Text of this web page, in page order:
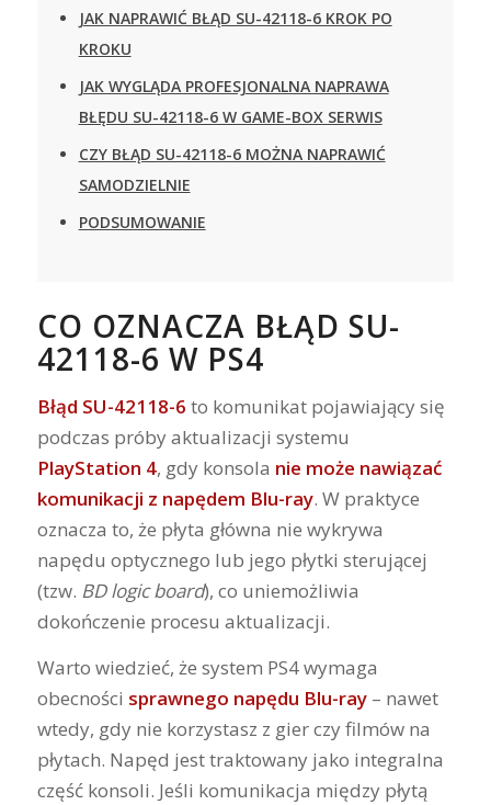
JAK NAPRAWIĆ BŁĄD SU-42118-6 KROK PO
KROKU
JAK WYGLĄDA PROFESJONALNA NAPRAWA
BŁĘDU SU-42118-6 W GAME-BOX SERWIS
CZY BŁĄD SU-42118-6 MOŻNA NAPRAWIĆ
SAMODZIELNIE
PODSUMOWANIE
CO OZNACZA BŁĄD SU-
42118-6 W PS4
Błąd SU-42118-6 to komunikat pojawiający się
podczas próby aktualizacji systemu
PlayStation 4, gdy konsola nie może nawiązać
komunikacji z napędem Blu-ray. W praktyce
oznacza to, że płyta główna nie wykrywa
napędu optycznego lub jego płytki sterującej
(tzw. BD logic board), co uniemożliwia
dokończenie procesu aktualizacji.
Warto wiedzieć, że system PS4 wymaga
obecności sprawnego napędu Blu-ray– nawet
wtedy, gdy nie korzystasz z gier czy filmów na
płytach. Napęd jest traktowany jako integralna
część konsoli. Jeśli komunikacja między płytą